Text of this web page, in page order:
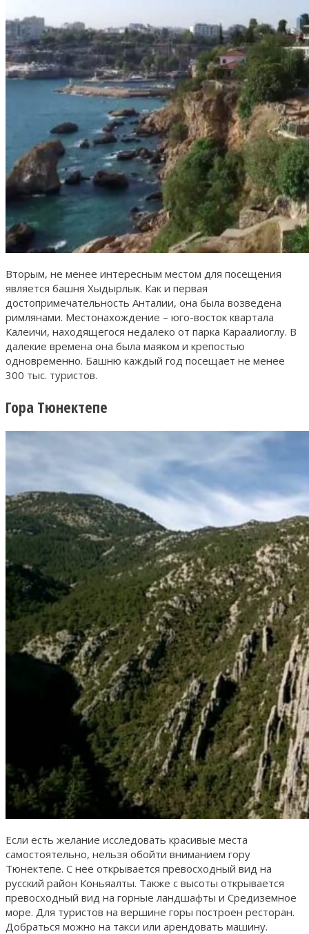
Вторым, не менее интересным местом для посещения
является башня Хыдырлык. Как и первая
достопримечательность Анталии, она была возведена
римлянами. Местонахождение – юго-восток квартала
Калеичи, находящегося недалеко от парка Караалиоглу. В
далекие времена она была маяком и крепостью
одновременно. Башню каждый год посещает не менее
300 тыс. туристов.
Гора Тюнектепе
Если есть желание исследовать красивые места
самостоятельно, нельзя обойти вниманием гору
Тюнектепе. С нее открывается превосходный вид на
русский район Коньяалты. Также с высоты открывается
превосходный вид на горные ландшафты и Средиземное
море. Для туристов на вершине горы построен ресторан.
Добраться можно на такси или арендовать машину.